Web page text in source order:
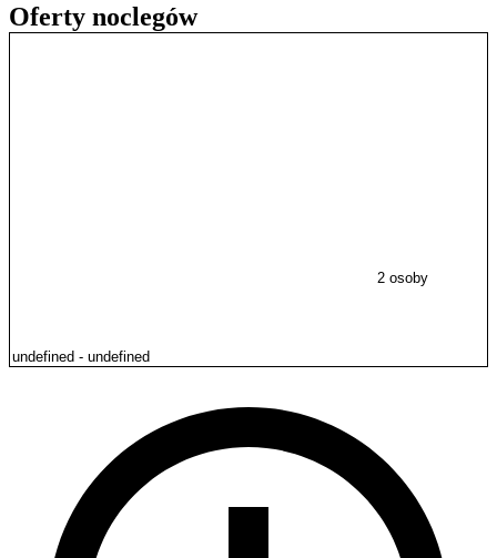
Oferty noclegów
2 osoby